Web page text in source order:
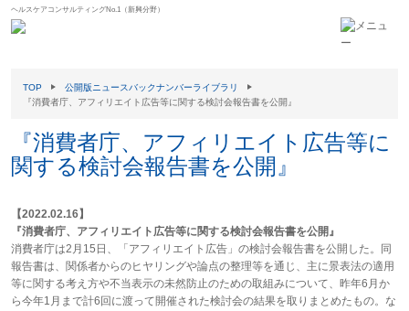
ヘルスケアコンサルティングNo.1（新興分野）
TOP
公開版ニュースバックナンバーライブラリ
『消費者庁、アフィリエイト広告等に関する検討会報告書を公開』
『消費者庁、アフィリエイト広告等に
関する検討会報告書を公開』
【2022.02.16】
『消費者庁、アフィリエイト広告等に関する検討会報告書を公開』
消費者庁は2月15日、「アフィリエイト広告」の検討会報告書を公開した。同
報告書は、関係者からのヒヤリングや論点の整理等を通じ、主に景表法の適用
等に関する考え方や不当表示の未然防止のための取組みについて、昨年6月か
ら今年1月まで計6回に渡って開催された検討会の結果を取りまとめたもの。な